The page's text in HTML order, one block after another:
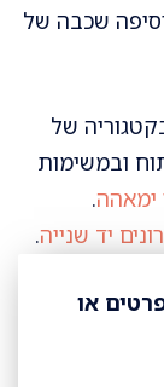
הגרירה של 907 ק״ג מוסיפה שכבה של
בקטגוריה של
ובמשימות
ימאהה.
יד שנייה.
או